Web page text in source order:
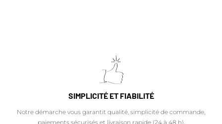
SIMPLICITÉ ET FIABILITÉ
Notre démarche vous garantit qualité, simplicité de commande,
paiements sécurisés et livraison rapide (24 à 48 h).